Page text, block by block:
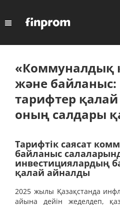
«Коммуналдық
және байланыс:
тарифтер қалай
оның салдары
Тарифтік саясат
байланыс
инвестициялардың
қалай айналды
2025 жылы Қазақстанда
айына дейін жеделдеп,